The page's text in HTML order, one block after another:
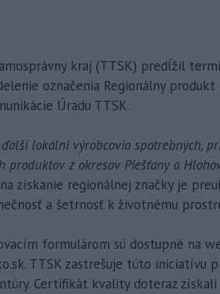
kraj (TTSK) predĺžil
označenia Regionálny produkt
Úradu TTSK.
lokálni výrobcovia spotrebných,
produktov z okresov Piešťany a
získanie regionálnej značky je
a šetrnosť k životnému
formulárom sú dostupné na
TTSK zastrešuje túto iniciatívu
Certifikát kvality doteraz